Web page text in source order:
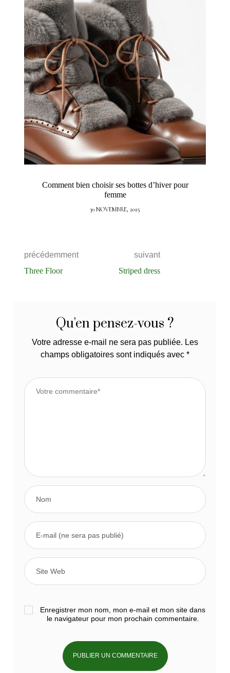
Comment bien choisir ses bottes d’hiver pour
femme
30 NOVEMBRE, 2025
précédemment
Three Floor
suivant
Striped dress
Qu'en pensez-vous ?
Votre adresse e-mail ne sera pas publiée. Les
champs obligatoires sont indiqués avec *
Enregistrer mon nom, mon e-mail et mon site dans
le navigateur pour mon prochain commentaire.